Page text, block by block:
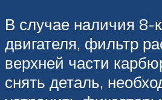
В случае наличия 8-
двигателя, фильтр
верхней части
снять деталь,